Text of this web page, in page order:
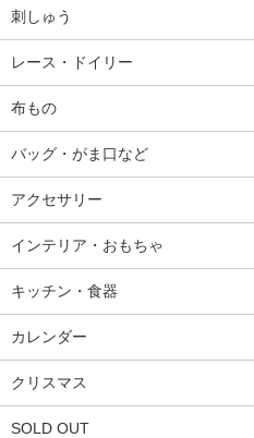
刺しゅう
レース・ドイリー
布もの
バッグ・がま口など
アクセサリー
インテリア・おもちゃ
キッチン・食器
カレンダー
クリスマス
SOLD OUT